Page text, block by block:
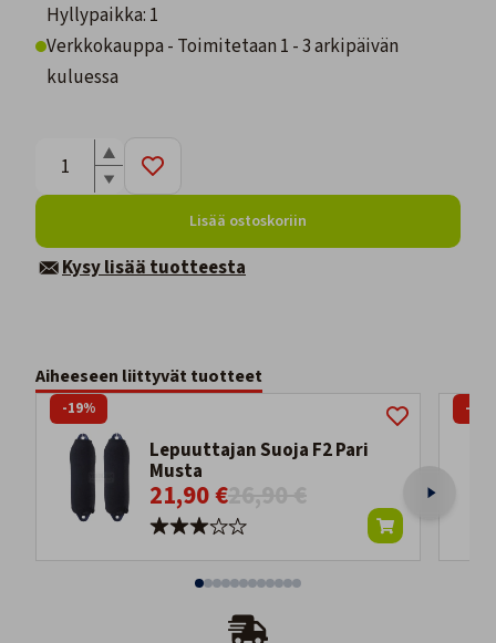
Hyllypaikka: 1
Verkkokauppa - Toimitetaan 1 - 3 arkipäivän
kuluessa
Lisää ostoskoriin
Kysy lisää tuotteesta
Aiheeseen liittyvät tuotteet
Lepuuttajan Suoja F2 Pari
Musta
21,90 €26,90 €
-19% -